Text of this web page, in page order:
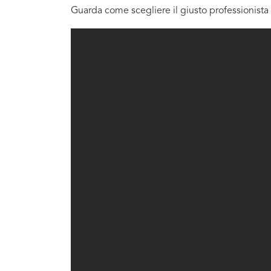
Guarda come scegliere il giusto professionista